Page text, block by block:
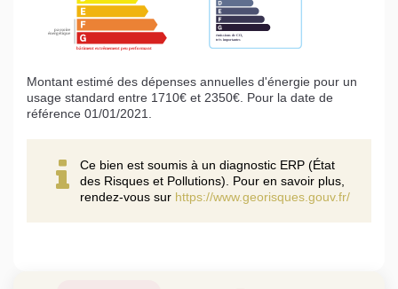
Montant estimé des dépenses annuelles d'énergie pour un
usage standard entre 1710€ et 2350€. Pour la date de
référence 01/01/2021.
Ce bien est soumis à un diagnostic ERP (État
des Risques et Pollutions). Pour en savoir plus,
rendez-vous sur https://www.georisques.gouv.fr/